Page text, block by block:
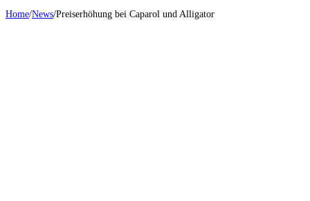
Home/News/Preiserhöhung bei Caparol und Alligator